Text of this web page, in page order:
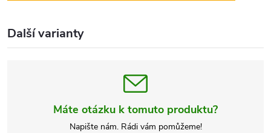
Další varianty
Máte otázku k tomuto produktu?
Napište nám. Rádi vám pomůžeme!